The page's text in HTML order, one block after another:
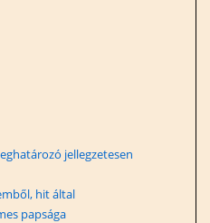
jellegzetesen
hit által
papsága